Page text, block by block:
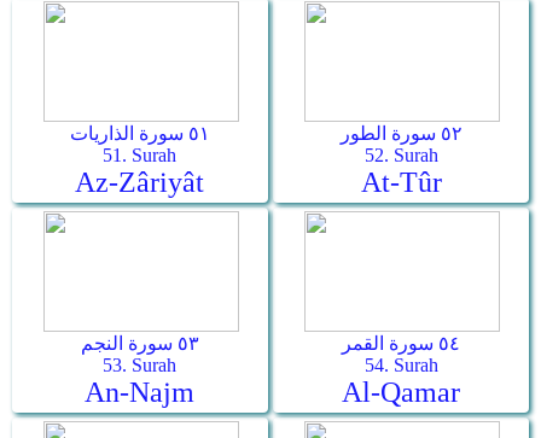
٥١ سورة الذاريات
51. Surah
Az-Zâriyât
٥٢ سورة الطور
52. Surah
At-Tûr
٥٣ سورة النجم
53. Surah
An-Najm
٥٤ سورة القمر
54. Surah
Al-Qamar